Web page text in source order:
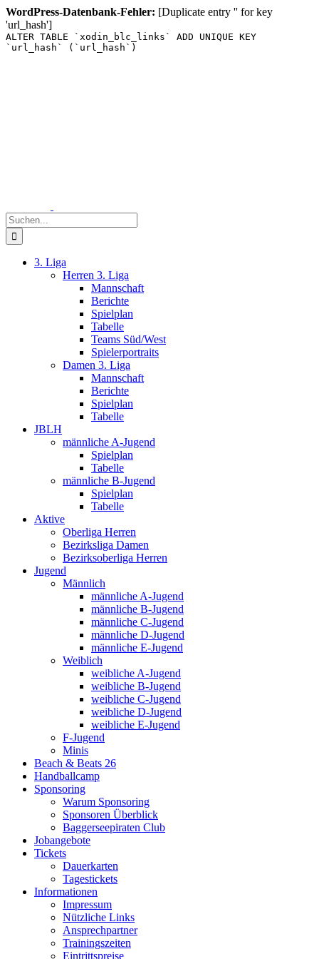
WordPress-Datenbank-Fehler: [Duplicate entry '' for key
'url_hash']
ALTER TABLE `xodin_blc_links` ADD UNIQUE KEY
`url_hash` (`url_hash`)
Suche
nach:
3. Liga
Herren 3. Liga
Mannschaft
Berichte
Spielplan
Tabelle
Teams Süd/West
Spielerportraits
Damen 3. Liga
Mannschaft
Berichte
Spielplan
Tabelle
JBLH
männliche A-Jugend
Spielplan
Tabelle
männliche B-Jugend
Spielplan
Tabelle
Aktive
Oberliga Herren
Bezirksliga Damen
Bezirksoberliga Herren
Jugend
Männlich
männliche A-Jugend
männliche B-Jugend
männliche C-Jugend
männliche D-Jugend
männliche E-Jugend
Weiblich
weibliche A-Jugend
weibliche B-Jugend
weibliche C-Jugend
weibliche D-Jugend
weibliche E-Jugend
F-Jugend
Minis
Beach & Beats 26
Handballcamp
Sponsoring
Warum Sponsoring
Sponsoren Überblick
Baggerseepiraten Club
Jobangebote
Tickets
Dauerkarten
Tagestickets
Informationen
Impressum
Nützliche Links
Ansprechpartner
Trainingszeiten
Eintrittspreise